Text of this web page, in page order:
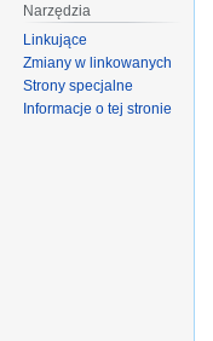
Narzędzia
Linkujące
Zmiany w linkowanych
Strony specjalne
Informacje o tej stronie